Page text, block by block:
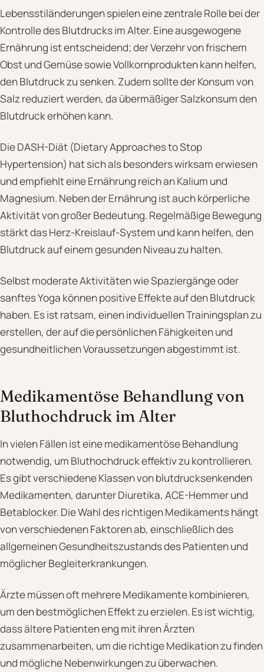
Lebensstiländerungen spielen eine zentrale Rolle bei der
Kontrolle des Blutdrucks im Alter. Eine ausgewogene
Ernährung ist entscheidend; der Verzehr von frischem
Obst und Gemüse sowie Vollkornprodukten kann helfen,
den Blutdruck zu senken. Zudem sollte der Konsum von
Salz reduziert werden, da übermäßiger Salzkonsum den
Blutdruck erhöhen kann.
Die DASH-Diät (Dietary Approaches to Stop
Hypertension) hat sich als besonders wirksam erwiesen
und empfiehlt eine Ernährung reich an Kalium und
Magnesium. Neben der Ernährung ist auch körperliche
Aktivität von großer Bedeutung. Regelmäßige Bewegung
stärkt das Herz-Kreislauf-System und kann helfen, den
Blutdruck auf einem gesunden Niveau zu halten.
Selbst moderate Aktivitäten wie Spaziergänge oder
sanftes Yoga können positive Effekte auf den Blutdruck
haben. Es ist ratsam, einen individuellen Trainingsplan zu
erstellen, der auf die persönlichen Fähigkeiten und
gesundheitlichen Voraussetzungen abgestimmt ist.
Medikamentöse Behandlung von
Bluthochdruck im Alter
In vielen Fällen ist eine medikamentöse Behandlung
notwendig, um Bluthochdruck effektiv zu kontrollieren.
Es gibt verschiedene Klassen von blutdrucksenkenden
Medikamenten, darunter Diuretika, ACE-Hemmer und
Betablocker. Die Wahl des richtigen Medikaments hängt
von verschiedenen Faktoren ab, einschließlich des
allgemeinen Gesundheitszustands des Patienten und
möglicher Begleiterkrankungen.
Ärzte müssen oft mehrere Medikamente kombinieren,
um den bestmöglichen Effekt zu erzielen. Es ist wichtig,
dass ältere Patienten eng mit ihren Ärzten
zusammenarbeiten, um die richtige Medikation zu finden
und mögliche Nebenwirkungen zu überwachen.